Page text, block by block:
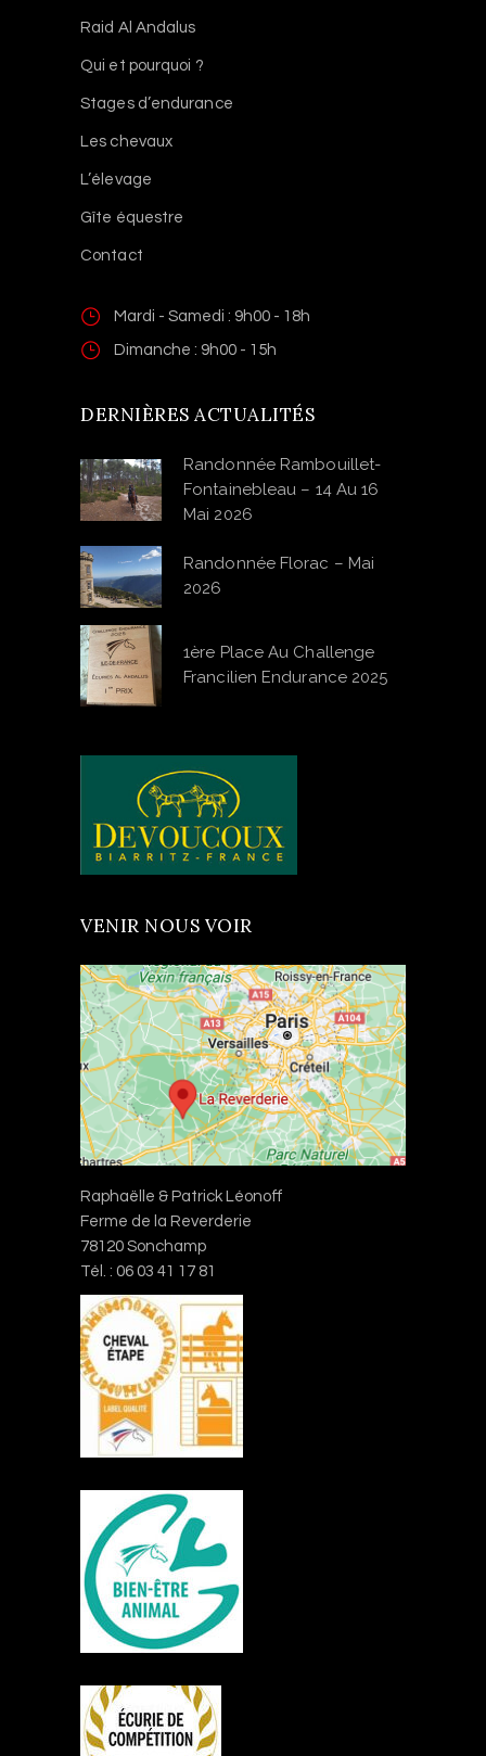
Raid Al Andalus
Qui et pourquoi ?
Stages d’endurance
Les chevaux
L’élevage
Gîte équestre
Contact
Mardi - Samedi : 9h00 - 18h
Dimanche : 9h00 - 15h
DERNIÈRES ACTUALITÉS
Randonnée Rambouillet-
Fontainebleau – 14 Au 16
Mai 2026
Randonnée Florac – Mai
2026
1ère Place Au Challenge
Francilien Endurance 2025
VENIR NOUS VOIR
Raphaëlle & Patrick Léonoff
Ferme de la Reverderie
78120 Sonchamp
Tél. : 06 03 41 17 81